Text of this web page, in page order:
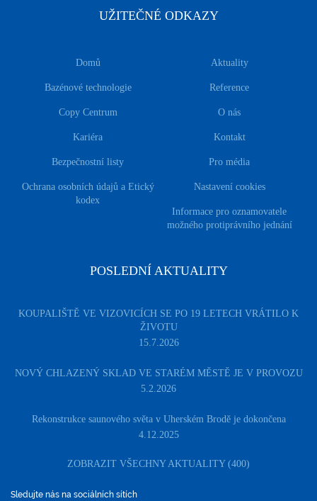
UŽITEČNÉ ODKAZY
Domů Aktuality
Bazénové technologie Reference
Copy Centrum O nás
Kariéra Kontakt
Bezpečnostní listy Pro média
Ochrana osobních údajů a Etický
kodex
Nastavení cookies
Informace pro oznamovatele
možného protiprávního jednání
POSLEDNÍ AKTUALITY
KOUPALIŠTĚ VE VIZOVICÍCH SE PO 19 LETECH VRÁTILO K
ŽIVOTU
15.7.2026
NOVÝ CHLAZENÝ SKLAD VE STARÉM MĚSTĚ JE V PROVOZU
5.2.2026
Rekonstrukce saunového světa v Uherském Brodě je dokončena
4.12.2025
ZOBRAZIT VŠECHNY AKTUALITY (400)
Sledujte nás na sociálních sítích